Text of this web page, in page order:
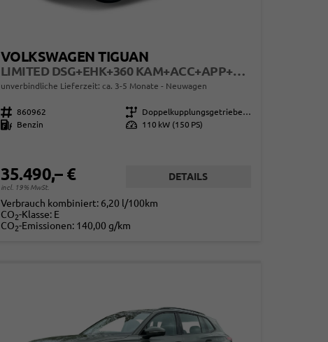
VOLKSWAGEN TIGUAN
LIMITED DSG+EHK+360 KAM+ACC+APP+LED PLUS+17" LM+KLIMA
unverbindliche Lieferzeit: ca. 3-5 Monate Neuwagen
Fahrzeugnr. 860962 Getriebe
Doppelkupplungsgetriebe (DSG)
Kraftstoff
Benzin Leistung 110 kW (150 PS)
35.490,– €
incl. 19% MwSt.
DETAILS
Verbrauch kombiniert: 6,20 l/100km
CO2-Klasse: E
CO2-Emissionen: 140,00 g/km